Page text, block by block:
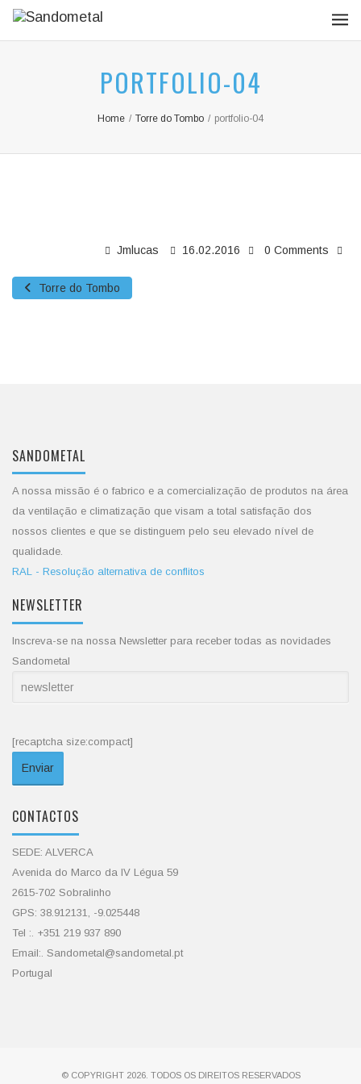
PORTFOLIO-04
Home / Torre do Tombo / portfolio-04
Jmlucas 16.02.2016 0 Comments
Torre do Tombo
SANDOMETAL
A nossa missão é o fabrico e a comercialização de produtos na área
da ventilação e climatização que visam a total satisfação dos
nossos clientes e que se distinguem pelo seu elevado nível de
qualidade.
RAL - Resolução alternativa de conflitos
NEWSLETTER
Inscreva-se na nossa Newsletter para receber todas as novidades
Sandometal
[recaptcha size:compact]
CONTACTOS
SEDE: ALVERCA
Avenida do Marco da IV Légua 59
2615-702 Sobralinho
GPS: 38.912131, -9.025448
Tel :. +351 219 937 890
Email:. Sandometal@sandometal.pt
Portugal
© COPYRIGHT 2026. TODOS OS DIREITOS RESERVADOS